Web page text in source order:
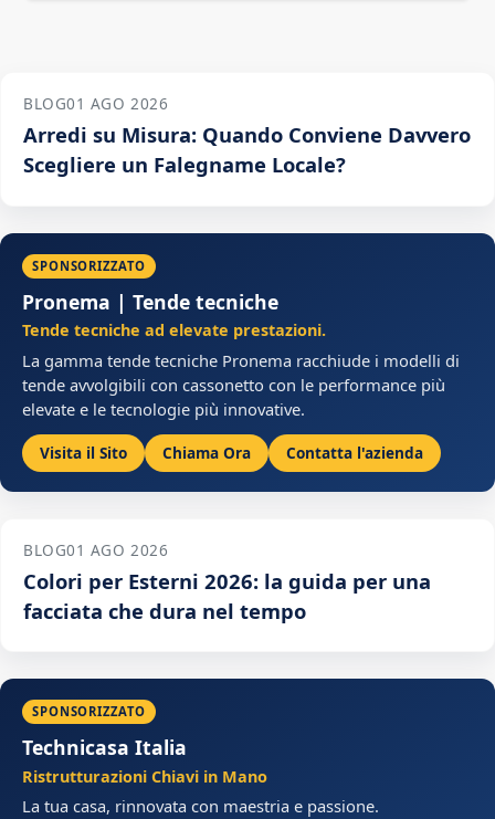
BLOG01 AGO 2026
Arredi su Misura: Quando Conviene Davvero
Scegliere un Falegname Locale?
SPONSORIZZATO
Pronema | Tende tecniche
Tende tecniche ad elevate prestazioni.
La gamma tende tecniche Pronema racchiude i modelli di
tende avvolgibili con cassonetto con le performance più
elevate e le tecnologie più innovative.
Visita il Sito Chiama Ora Contatta l'azienda
BLOG01 AGO 2026
Colori per Esterni 2026: la guida per una
facciata che dura nel tempo
SPONSORIZZATO
Technicasa Italia
Ristrutturazioni Chiavi in Mano
La tua casa, rinnovata con maestria e passione.